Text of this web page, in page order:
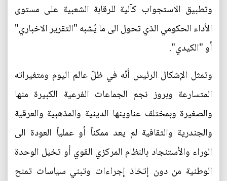
وتطبيق الاستجواب كآلية للرقابة الشعبية على مستوى
الأداء الحكومي الذي تحول الى ما يُشبه "التقرير الاخباري"
أو "الكيدي".
وتمثل الإشكال الرئيس أنّه في ظلّ عالم اليوم ومتغيراته
المتسارعة وبروز نجم الجماعات الفرعية الكبيرة منها
والصغيرة وبمختلف عناوينها الدينية والمذهبية والعرقية
والجندرية والثقافية لم يعد ممكناً أو عملياً العودة الى
الوراء والأستنجاد بالنظام المركزي القوي أو تخيل الوحدة
الوطنية من دون إتخاذ إجراءات وتبني سياسات تمنح